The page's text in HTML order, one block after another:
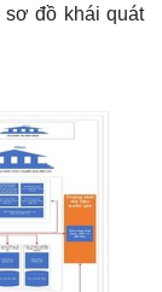
sơ đồ khái quát